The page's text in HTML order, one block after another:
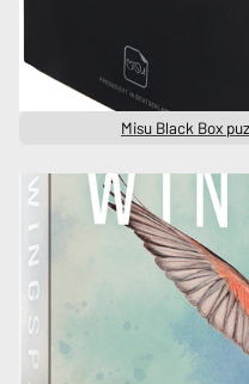
Misu Black Box